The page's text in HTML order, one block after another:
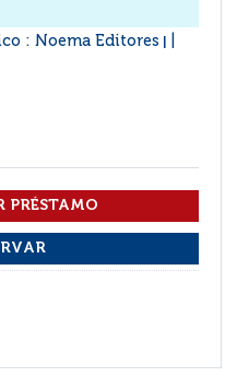
: Noema Editores